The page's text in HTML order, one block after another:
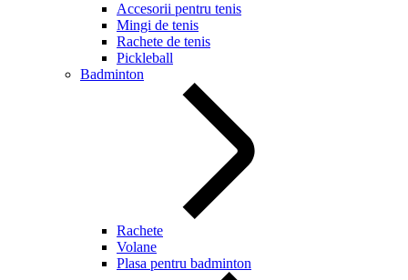
Accesorii pentru tenis
Mingi de tenis
Rachete de tenis
Pickleball
Badminton
Rachete
Volane
Plasa pentru badminton